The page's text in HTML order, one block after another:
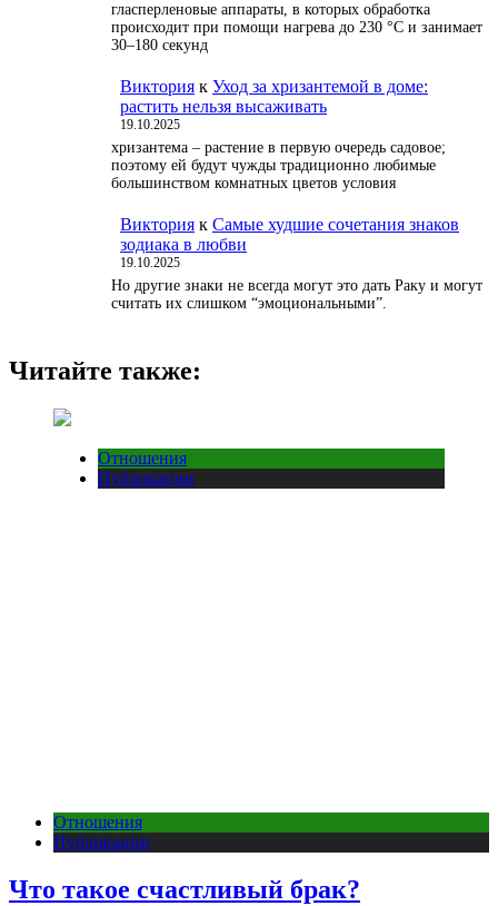
гласперленовые аппараты, в которых обработка
происходит при помощи нагрева до 230 °С и занимает
30–180 секунд
Виктория к Уход за хризантемой в доме:
растить нельзя высаживать
19.10.2025
хризантема – растение в первую очередь садовое;
поэтому ей будут чужды традиционно любимые
большинством комнатных цветов условия
Виктория к Самые худшие сочетания знаков
зодиака в любви
19.10.2025
Но другие знаки не всегда могут это дать Раку и могут
считать их слишком “эмоциональными”.
Читайте также:
Отношения
Публикации
Отношения
Публикации
Что такое счастливый брак?